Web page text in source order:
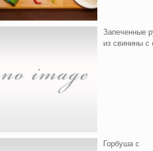
Запеченные
из свинины с
Горбуша с